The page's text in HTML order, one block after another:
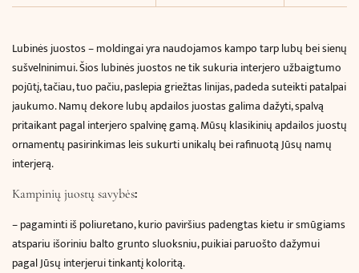
Lubinės juostos – moldingai yra naudojamos kampo tarp lubų bei sienų
sušvelninimui. Šios lubinės juostos ne tik sukuria interjero užbaigtumo
pojūtį, tačiau, tuo pačiu, paslepia griežtas linijas, padeda suteikti patalpai
jaukumo. Namų dekore lubų apdailos juostas galima dažyti, spalvą
pritaikant pagal interjero spalvinę gamą.Mūsų klasikinių apdailos juostų
ornamentų pasirinkimas leis sukurti unikalų bei rafinuotą Jūsų namų
interjerą.
Kampinių juostų savybės:
– pagaminti iš poliuretano, kurio paviršius padengtas kietu ir smūgiams
atspariu išoriniu balto grunto sluoksniu, puikiai paruošto dažymui
pagal Jūsų interjerui tinkantį koloritą.